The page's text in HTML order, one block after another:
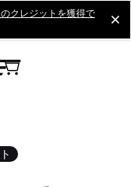
クレジットを獲得で